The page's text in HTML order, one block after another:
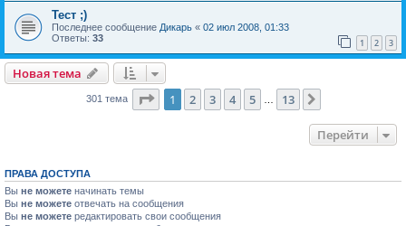
Тест ;)
Последнее сообщение Дикарь « 02 июл 2008, 01:33
Ответы: 33 1 2 3
Новая тема
301 тема Страница из 13
1 2 3 4 5 13
Перейти
ПРАВА ДОСТУПА
Вы не можете начинать темы
Вы не можете отвечать на сообщения
Вы не можете редактировать свои сообщения